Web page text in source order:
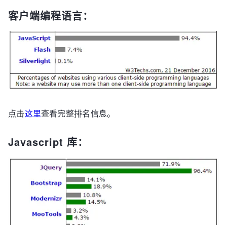
客户端编程语言：
点击这里查看完整排名信息。
Javascript 库：